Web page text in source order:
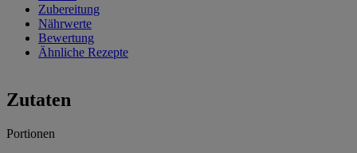
Zubereitung
Nährwerte
Bewertung
Ähnliche Rezepte
Zutaten
Portionen